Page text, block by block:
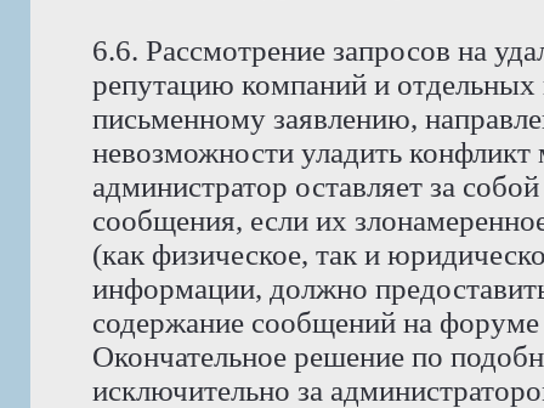
6.6. Рассмотрение запросов на
репутацию компаний и отдельных
письменному заявлению,
невозможности уладить
администратор оставляет за
сообщения, если их
(как физическое, так и
информации, должно
содержание сообщений на форуме
Окончательное решение по
исключительно за